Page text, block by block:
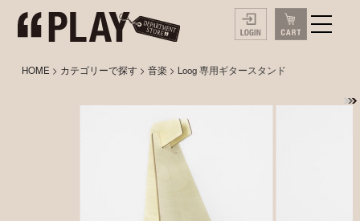
HOME > カテゴリーで探す >音楽 > Loog 専用ギタースタンド